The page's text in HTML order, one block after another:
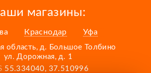
магазины:
Краснодар Уфа
область, д. Большое Толбино
ул. Дорожная, д. 1
55.334040, 37.510996